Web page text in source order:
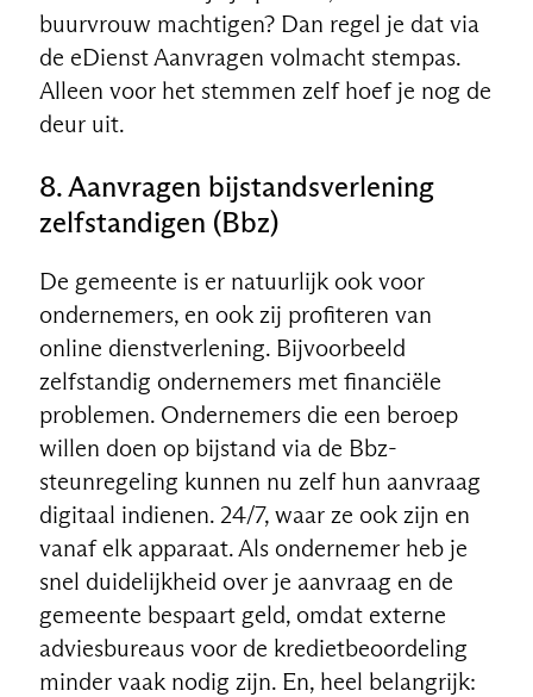
buurvrouw machtigen? Dan regel je dat via
de eDienst Aanvragen volmacht stempas.
Alleen voor het stemmen zelf hoef je nog de
deur uit.
8. Aanvragen bijstandsverlening
zelfstandigen (Bbz)
De gemeente is er natuurlijk ook voor
ondernemers, en ook zij profiteren van
online dienstverlening. Bijvoorbeeld
zelfstandig ondernemers met financiële
problemen. Ondernemers die een beroep
willen doen op bijstand via de Bbz-
steunregeling kunnen nu zelf hun aanvraag
digitaal indienen. 24/7, waar ze ook zijn en
vanaf elk apparaat. Als ondernemer heb je
snel duidelijkheid over je aanvraag en de
gemeente bespaart geld, omdat externe
adviesbureaus voor de kredietbeoordeling
minder vaak nodig zijn. En, heel belangrijk: